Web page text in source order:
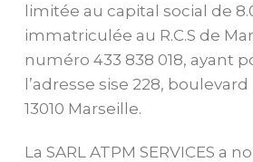
limitée au capital social de
immatriculée au R.C.S de
numéro 433 838 018, ayant
l’adresse sise 228,
13010 Marseille.
La SARL ATPM SERVICES a